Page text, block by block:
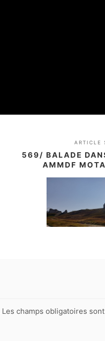
ARTICLE
569/ BALADE
AMMDF
Les champs obligatoires